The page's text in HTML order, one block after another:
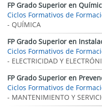
FP Grado Superior en
Ciclos Formativos de
- QUÍMICA
FP Grado Superior en
Ciclos Formativos de
- ELECTRICIDAD Y
FP Grado Superior en
Ciclos Formativos de
- MANTENIMIENTO Y